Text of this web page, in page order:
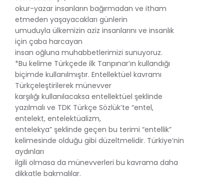
okur-yazar insanların bağırmadan ve itham
etmeden yaşayacakları günlerin
umuduyla ülkemizin aziz insanlarını ve insanlık
için çaba harcayan
insan oğluna muhabbetlerimizi sunuyoruz.
*Bu kelime Türkçede ilk Tanpınar’ın kullandığı
biçimde kullanılmıştır. Entellektüel kavramı
Türkçeleştirilerek münevver
karşılığı kullanılacaksa entellektüel şeklinde
yazılmalı ve TDK Türkçe Sözlük’te “entel,
entelekt, entelektüalizm,
entelekya” şeklinde geçen bu terimi “entellik”
kelimesinde olduğu gibi düzeltmelidir. Türkiye’nin
aydınları
ilgili olmasa da münevverleri bu kavrama daha
dikkatle bakmalılar.